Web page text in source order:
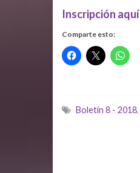
Inscripción aquí
Comparte esto:
Boletín 8 - 2018,